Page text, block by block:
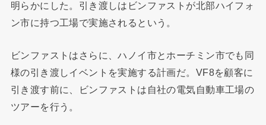
明らかにした。引き渡しはビンファストが北部ハイフォ
ン市に持つ工場で実施されるという。
ビンファストはさらに、ハノイ市とホーチミン市でも同
様の引き渡しイベントを実施する計画だ。VF8を顧客に
引き渡す前に、ビンファストは自社の電気自動車工場の
ツアーを行う。